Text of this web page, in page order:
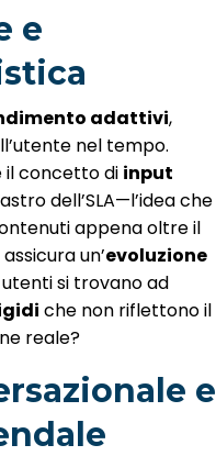
e
adattivi,
nel tempo.
il concetto di input
dell’SLA—l’idea che
appena oltre il
un’evoluzione
si trovano ad
che non riflettono il
reale?
e